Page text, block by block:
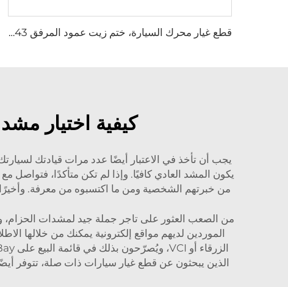
قطع غيار محرك السيارة، ختم زيت عمود المرفق 21443-2B020، الختم الخلفي الرئيسي 108*76*8 مم، ختم عمود المرفق لل двигател G4FC G4FD G4FA الخاص بشركة هيونداي
كيفية اختيار
يجب أن تأخذ في الاعتبار أيضًا عدد مرات قيادتك
يكون المشد العادي كافيًا. وإذا لم تكن متأكدًا،
من خبرتهم الشخصية ومن ما اكتسبوه من معرفة.
من الصعب العثور على تاجر جملة جيد لمشدات
الموردين لديهم مواقع إلكترونية يمكنك من خلالها
الذين يبحثون عن قطع غيار سيارات ذات صلة، تتوفر